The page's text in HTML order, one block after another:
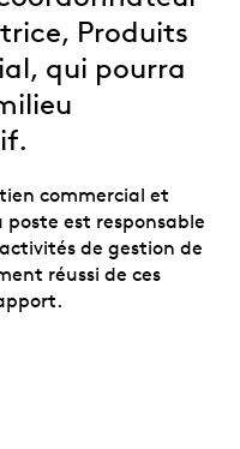
Produits
qui pourra
commercial et
est responsable
de gestion de
réussi de ces